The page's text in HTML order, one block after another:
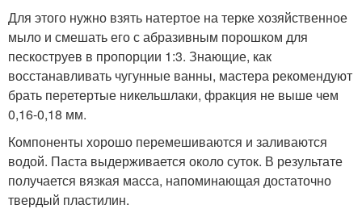
Для этого нужно взять натертое на терке хозяйственное
мыло и смешать его с абразивным порошком для
пескоструев в пропорции 1:3. Знающие, как
восстанавливать чугунные ванны, мастера рекомендуют
брать перетертые никельшлаки, фракция не выше чем
0,16-0,18 мм.
Компоненты хорошо перемешиваются и заливаются
водой. Паста выдерживается около суток. В результате
получается вязкая масса, напоминающая достаточно
твердый пластилин.